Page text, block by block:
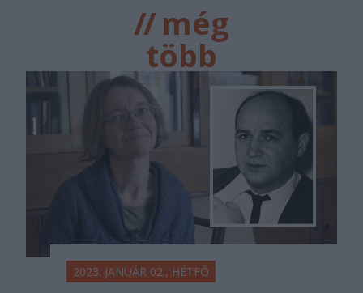
//még
több
főtér.ro
2023. JANUÁR 02., HÉTFŐ